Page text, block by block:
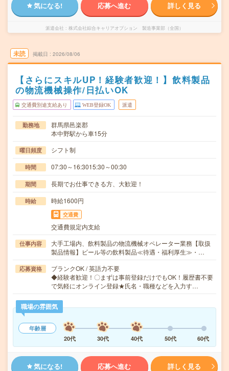
気になる! 応募へ進む 詳しく見る
派遣会社 株式会社綜合キャリアオプション 製造事業部（全国）
未読 掲載日 2026/08/06
【さらにスキルUP！経験者歓迎！】飲料製品
の物流機械操作/日払いOK
交通費別途支給あり WEB登録OK 派遣
勤務地
群馬県邑楽郡
本中野駅から車15分
曜日頻度 シフト制
時間 07:30～16:3015:30～00:30
期間 長期でお仕事できる方、大歓迎！
時給 時給1600円
交通費
交通費規定内支給
仕事内容
大手工場内、飲料製品の物流機械オペレーター業務【取扱
製品情報】ビール等の飲料製品≪待遇・福利厚生≫・…
応募資格
ブランクOK / 英語力不要
◆経験者歓迎！〇まずは事前登録だけでもOK！履歴書不要
で気軽にオンライン登録★氏名・職種などを入力す…
職場の雰囲気
年齢層
20代
30代 40代 50代 60代
気になる! 応募へ進む 詳しく見る